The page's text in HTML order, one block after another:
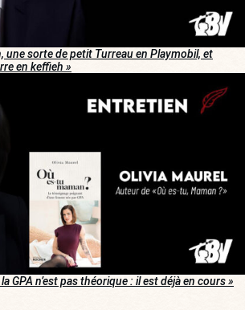
une sorte de petit Turreau en Playmobil, et
en keffieh »
GPA n’est pas théorique : il est déjà en cours »